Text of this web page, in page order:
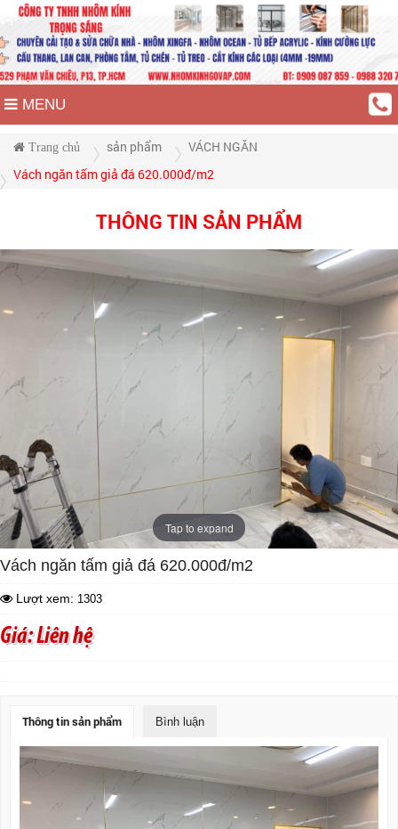
MENU
Trang chủ sản phẩm
VÁCH NGĂN
Vách ngăn tấm giả đá 620.000đ/m2
THÔNG TIN SẢN PHẨM
Tap to expand
Vách ngăn tấm giả đá 620.000đ/m2
Lượt xem: 1303
Giá: Liên hệ
Thông tin sản phẩm Bình luận